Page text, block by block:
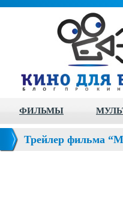
ФИЛЬМЫ
Трейлер фильма